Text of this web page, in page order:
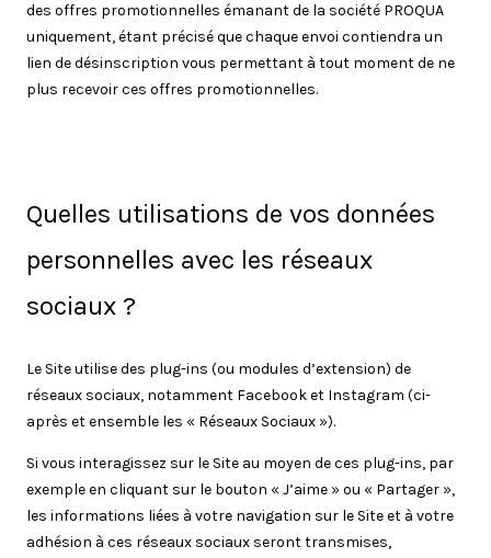
des offres promotionnelles émanant de la société PROQUA
uniquement, étant précisé que chaque envoi contiendra un
lien de désinscription vous permettant à tout moment de ne
plus recevoir ces offres promotionnelles.
Quelles utilisations de vos données
personnelles avec les réseaux
sociaux ?
Le Site utilise des plug-ins (ou modules d’extension) de
réseaux sociaux, notamment Facebook et Instagram (ci-
après et ensemble les « Réseaux Sociaux »).
Si vous interagissez sur le Site au moyen de ces plug-ins, par
exemple en cliquant sur le bouton « J’aime » ou « Partager »,
les informations liées à votre navigation sur le Site et à votre
adhésion à ces réseaux sociaux seront transmises,